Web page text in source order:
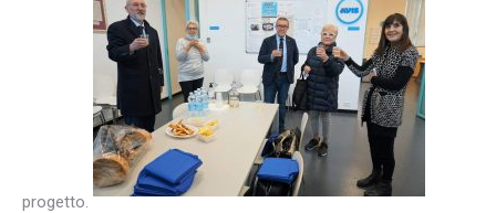
progetto.